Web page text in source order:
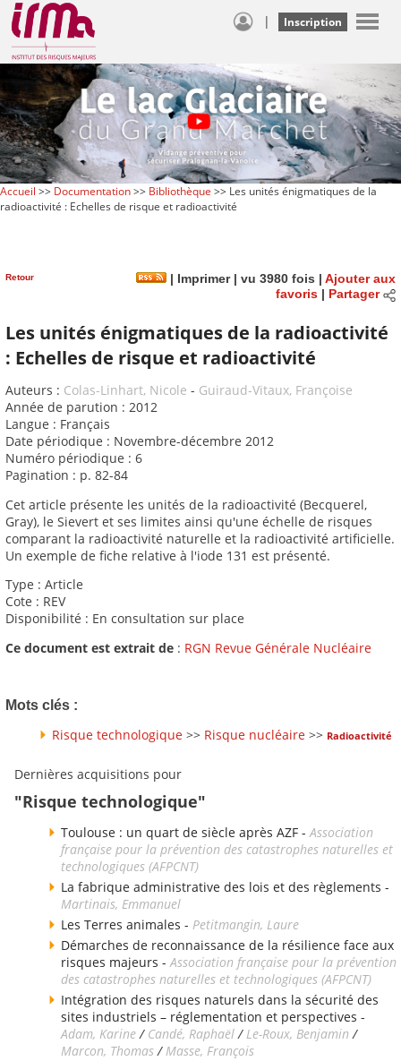
| Inscription
Accueil >> Documentation>> Bibliothèque >> Les unités énigmatiques de la
radioactivité : Echelles de risque et radioactivité
Retour | Imprimer| vu 3980 fois | Ajouter aux
favoris| Partager
Les unités énigmatiques de la radioactivité
: Echelles de risque et radioactivité
Auteurs : Colas-Linhart, Nicole - Guiraud-Vitaux, Françoise
Année de parution : 2012
Langue : Français
Date périodique : Novembre-décembre 2012
Numéro périodique : 6
Pagination : p. 82-84
Cet article présente les unités de la radioactivité (Becquerel,
Gray), le Sievert et ses limites ainsi qu'une échelle de risques
comparant la radioactivité naturelle et la radioactivité artificielle.
Un exemple de fiche relative à l'iode 131 est présenté.
Type : Article
Cote : REV
Disponibilité : En consultation sur place
Ce document est extrait de : RGN Revue Générale Nucléaire
Mots clés :
Risque technologique >> Risque nucléaire >> Radioactivité
Dernières acquisitions pour
"Risque technologique"
Toulouse : un quart de siècle après AZF -Association
française pour la prévention des catastrophes naturelles et
technologiques (AFPCNT)
La fabrique administrative des lois et des règlements -
Martinais, Emmanuel
Les Terres animales - Petitmangin, Laure
Démarches de reconnaissance de la résilience face aux
risques majeurs -Association française pour la prévention
des catastrophes naturelles et technologiques (AFPCNT)
Intégration des risques naturels dans la sécurité des
sites industriels – réglementation et perspectives -
Adam, Karine/ Candé, Raphaël/ Le-Roux, Benjamin /
Marcon, Thomas/Masse, François